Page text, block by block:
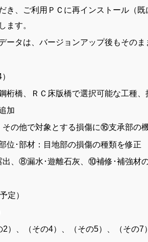
き、ご利用ＰＣに再インストール（
ます。
ータは、バージョンアップ後もそのま
桁橋、ＲＣ床版橋で選択可能な工種
加
の他で対象とする損傷に⑯支承部の
位･部材：目地部の損傷の種類を修正
、⑧漏水･遊離石灰、⑩補修･補強材
定）
）、（その4）、（その5）、（その7